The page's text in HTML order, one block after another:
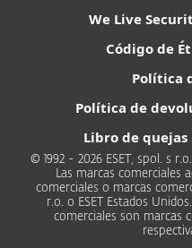
We Live
Código de
Política
Política de
Libro de quejas
© 1992 - 2026 ESET, spol. s
Las marcas comerciales
comerciales o marcas
r.o. o ESET Estados
comerciales son marcas